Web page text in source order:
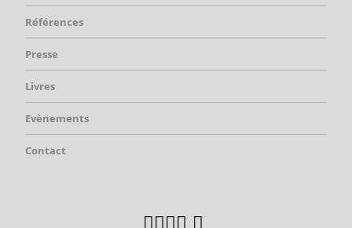
Références
Presse
Livres
Evènements
Contact